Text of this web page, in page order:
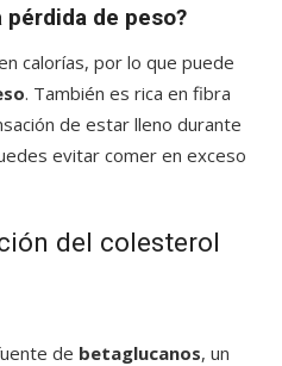
pérdida de peso?
calorías, por lo que puede
. También es rica en fibra
de estar lleno durante
evitar comer en exceso
del colesterol
de betaglucanos, un